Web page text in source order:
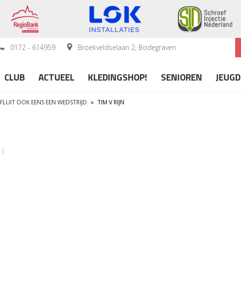
0172 - 614959 Broekveldselaan 2, Bodegraven
CLUB ACTUEEL KLEDINGSHOP! SENIOREN JEUGD
FLUIT OOK EENS EEN WEDSTRIJD » TIM V RIJN
|